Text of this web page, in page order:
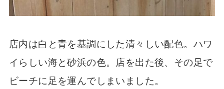
店内は白と青を基調にした清々しい配色。ハワ
イらしい海と砂浜の色。店を出た後、その足で
ビーチに足を運んでしまいました。